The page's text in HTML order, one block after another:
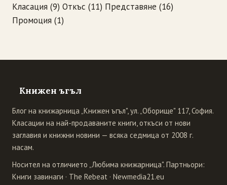
Класация (9) Откъс (11) Представяне (16)
Промоция (1)
Книжен ъгъл
Блог на книжарница „Книжен ъгъл", ул. „Оборище" 117, София.
Класации на най-продаваните книги, откъси от нови
заглавия и книжни новини — всяка седмица от 2008 г.
насам.
Носител на отличието „Любима книжарница". Партньори:
Книги завинаги · The Rebeat · Newmedia21.eu